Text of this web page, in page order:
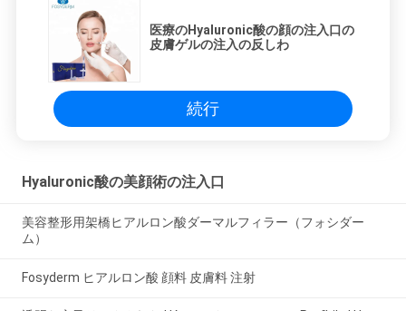
医療のHyaluronic酸の顔の注入口の
皮膚ゲルの注入の反しわ
続行
Hyaluronic酸の美顔術の注入口
美容整形用架橋ヒアルロン酸ダーマルフィラー（フォシダー
ム）
Fosyderm ヒアルロン酸 顔料 皮膚料 注射